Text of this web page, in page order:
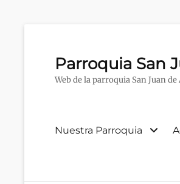
Parroquia San
Web de la parroquia San Juan
Menú
Nuestra Parroquia